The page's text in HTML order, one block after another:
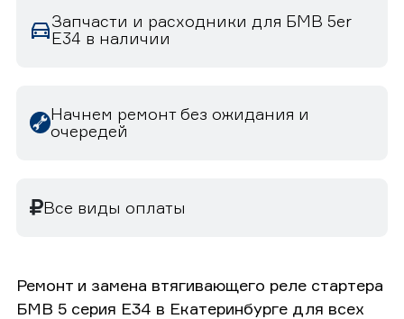
Запчасти и расходники для БМВ 5er
E34 в наличии
Начнем ремонт без ожидания и
очередей
Все виды оплаты
Ремонт и замена втягивающего реле стартера
БМВ 5 серия E34 в Екатеринбурге для всех